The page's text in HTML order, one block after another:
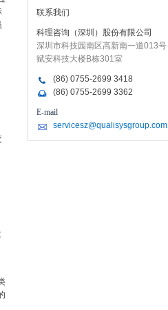
联系我们
科理咨询（深圳）股份有限公司
深圳市科技园南区高新南一道013号
赋安科技大楼B栋301室
(86) 0755-2699 3418
(86) 0755-2699 3362
E-mail
servicesz@qualisysgroup.com